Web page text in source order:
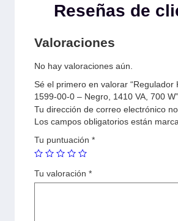
Reseñas de
Valoraciones
No hay valoraciones aún.
Sé el primero en valorar “Regulador
1599-00-0 – Negro, 1410 VA, 700 W”
Tu dirección de correo electrónico
Los campos obligatorios están
Tu puntuación *
Tu valoración *